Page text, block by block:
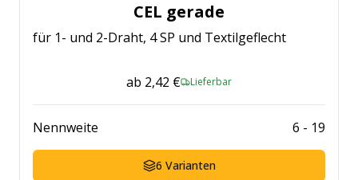
CEL gerade
für 1- und 2-Draht, 4 SP und Textilgeflecht
ab 2,42 € Lieferbar
Nennweite 6 - 19
6 Varianten